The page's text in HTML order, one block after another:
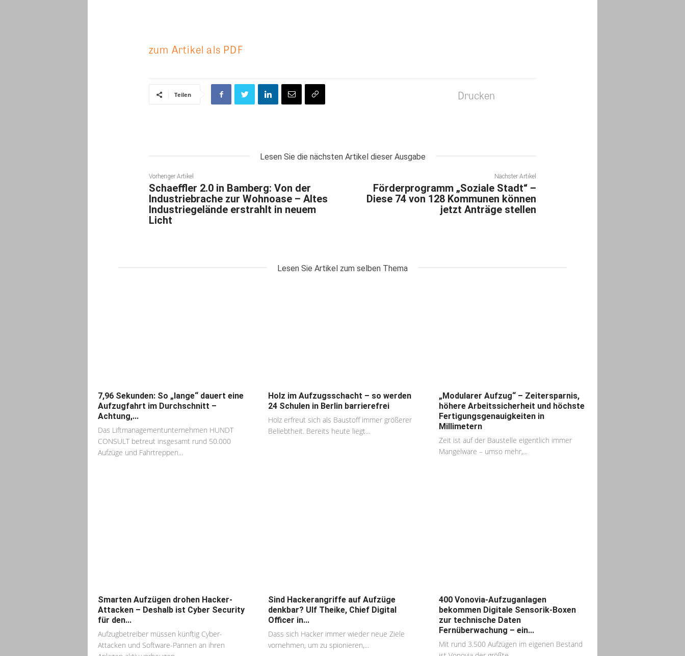
zum Artikel als PDF
Teilen Drucken
Lesen Sie die nächsten Artikel dieser Ausgabe
Vorheriger Artikel
Schaeffler 2.0 in Bamberg: Von der
Industriebrache zur Wohnoase – Altes
Industriegelände erstrahlt in neuem
Licht
Nächster Artikel
Förderprogramm „Soziale Stadt“ –
Diese 74 von 128 Kommunen können
jetzt Anträge stellen
Lesen Sie Artikel zum selben Thema
7,96 Sekunden: So „lange“ dauert eine
Aufzugfahrt im Durchschnitt –
Achtung,...
Das Liftmanagementunternehmen HUNDT
CONSULT betreut insgesamt rund 50.000
Aufzüge und Fahrtreppen...
Holz im Aufzugsschacht – so werden
24 Schulen in Berlin barrierefrei
Holz erfreut sich als Baustoff immer größerer
Beliebtheit. Bereits heute liegt...
„Modularer Aufzug“ – Zeitersparnis,
höhere Arbeitssicherheit und höchste
Fertigungsgenauigkeiten in
Millimetern
Zeit ist auf der Baustelle eigentlich immer
Mangelware – umso mehr,...
Smarten Aufzügen drohen Hacker-
Attacken – Deshalb ist Cyber Security
für den...
Aufzugbetreiber müssen künftig Cyber-
Attacken und Software-Pannen an ihren
Sind Hackerangriffe auf Aufzüge
denkbar? Ulf Theike, Chief Digital
Officer in...
Dass sich Hacker immer wieder neue Ziele
vornehmen, um zu spionieren,...
400 Vonovia-Aufzuganlagen
bekommen Digitale Sensorik-Boxen
zur technische Daten
Fernüberwachung – ein...
Mit rund 3.500 Aufzügen im eigenen Bestand